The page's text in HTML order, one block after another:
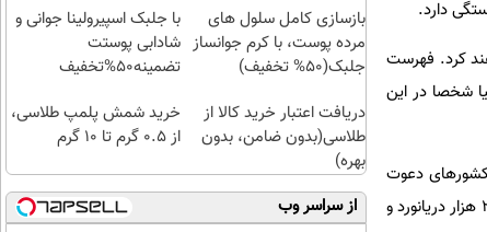
دارد.
خواهند کرد. فهرست
شخصا در این
دعوت
شده ارسال شده است، این نشست همچنین به چالش‌های اقتصادی پیش روی بخش کشتیرانی و ایمنی بیش از ۲۰ هزار دریانورد و
بازسازی کامل سلول های
مرده پوست، با کرم جوانساز
جلبک(50% تخفیف)
با جلبک اسپیرولینا جوانی و
شادابی پوستت
تضمینه50%تخفیف
دریافت اعتبار خرید کالا از
طلاسی(بدون ضامن، بدون
بهره)
خرید شمش پلمپ طلاسی،
از ۰.۵ گرم تا ۱۰ گرم
از سراسر وب